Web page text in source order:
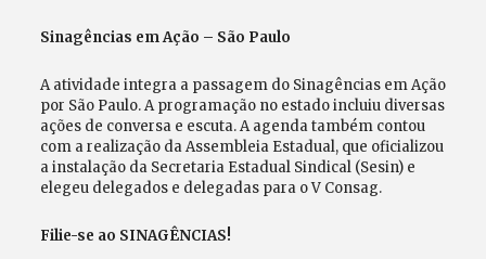
Sinagências em Ação – São Paulo
A atividade integra a passagem do Sinagências em Ação
por São Paulo. A programação no estado incluiu diversas
ações de conversa e escuta. A agenda também contou
com a realização da Assembleia Estadual, que oficializou
a instalação da Secretaria Estadual Sindical (Sesin) e
elegeu delegados e delegadas para o V Consag.
Filie-se ao SINAGÊNCIAS!